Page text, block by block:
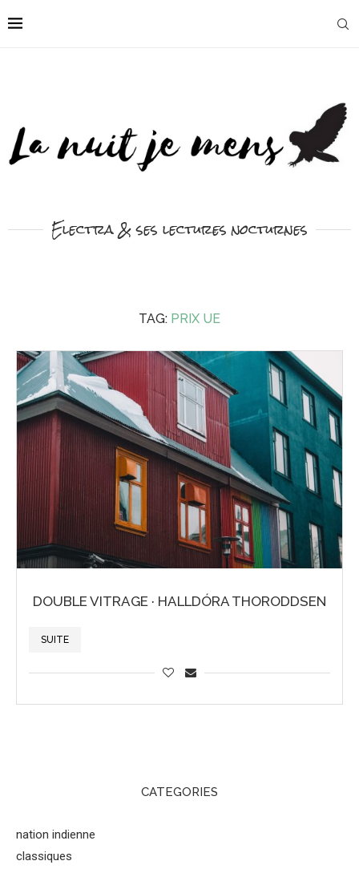
Electra & ses lectures nocturnes
TAG: PRIX UE
DOUBLE VITRAGE · HALLDÓRA THORODDSEN
SUITE
CATEGORIES
nation indienne
classiques